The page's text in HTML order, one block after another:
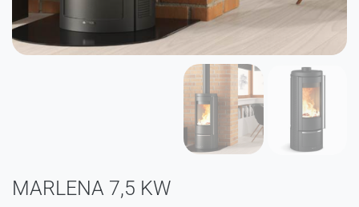
MARLENA 7,5 KW